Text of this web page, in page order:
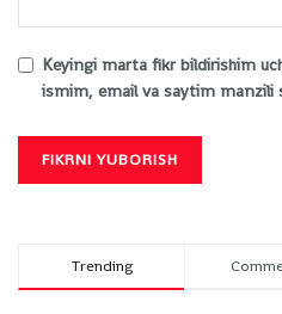
Keyingi marta fikr bildirishim
ismim, email va saytim manzili
Trending